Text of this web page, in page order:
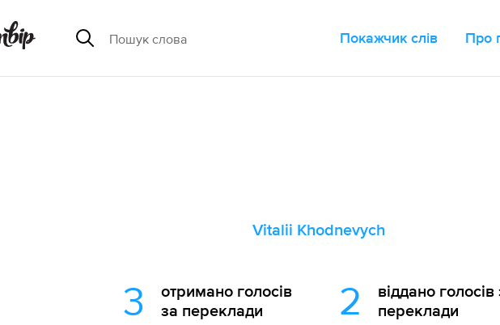
Покажчик слів Про
Vitalii Khodnevych
3
отримано голосів
за переклади
2
віддано голосів
переклади